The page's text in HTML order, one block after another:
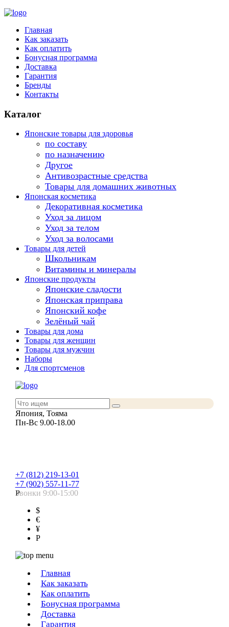
Главная
Как заказать
Как оплатить
Бонусная программа
Доставка
Гарантия
Бренды
Контакты
Каталог
Японские товары для здоровья
по составу
по назначению
Другое
Антивозрастные средства
Товары для домашних животных
Японская косметика
Декоративная косметика
Уход за лицом
Уход за телом
Уход за волосами
Товары для детей
Школьникам
Витамины и минералы
Японские продукты
Японские сладости
Японская приправа
Японский кофе
Зелёный чай
Товары для дома
Товары для женщин
Товары для мужчин
Наборы
Для спортсменов
Япония, Тояма
Пн-Вс 9.00-18.00
+7 (812) 219-13-01
+7 (902) 557-11-77
Звонки 9:00-15:00
Р
$
€
¥
Р
Главная
Как заказать
Как оплатить
Бонусная программа
Доставка
Гарантия